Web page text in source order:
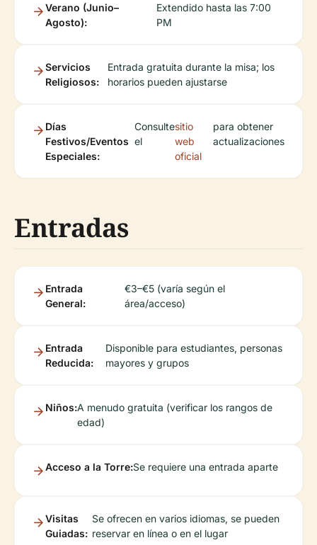
Verano (Junio–
Agosto):
Extendido hasta las 7:00
PM
Servicios
Religiosos:
Entrada gratuita durante la misa; los
horarios pueden ajustarse
Días
Festivos/Eventos
Especiales:
Consulte
el
sitio
web
oficial
para obtener
actualizaciones
Entradas
Entrada
General:
€3–€5 (varía según el
área/acceso)
Entrada
Reducida:
Disponible para estudiantes, personas
mayores y grupos
Niños:A menudo gratuita (verificar los rangos de
edad)
Acceso a la Torre:Se requiere una entrada aparte
Visitas
Guiadas:
Se ofrecen en varios idiomas, se pueden
reservar en línea o en el lugar